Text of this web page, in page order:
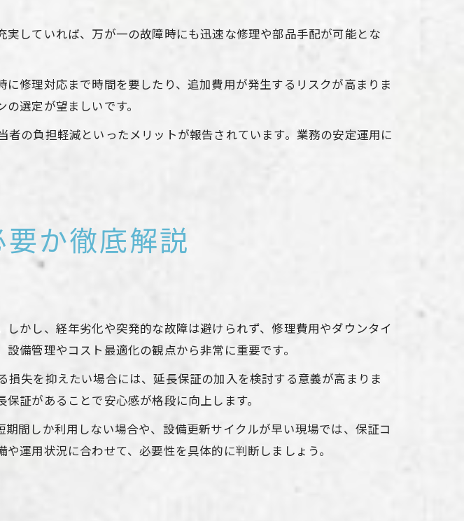
していれば、万が一の故障時にも迅速な修理や部品手配が可能とな
修理対応まで時間を要したり、追加費用が発生するリスクが高まりま
選定が望ましいです。
の負担軽減といったメリットが報告されています。業務の安定運用に
か徹底解説
かし、経年劣化や突発的な故障は避けられず、修理費用やダウンタイ
備管理やコスト最適化の観点から非常に重要です。
失を抑えたい場合には、延長保証の加入を検討する意義が高まりま
証があることで安心感が格段に向上します。
間しか利用しない場合や、設備更新サイクルが早い現場では、保証コ
運用状況に合わせて、必要性を具体的に判断しましょう。